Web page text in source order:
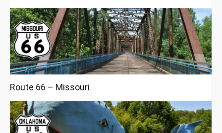
Route 66 – Missouri